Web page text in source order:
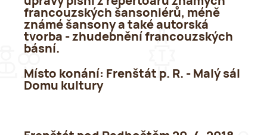
francouzských šansoniérů, méně
známé šansony a také autorská
tvorba - zhudebnění francouzských
básní.
Místo konání: Frenštát p. R. - Malý sál
Domu kultury